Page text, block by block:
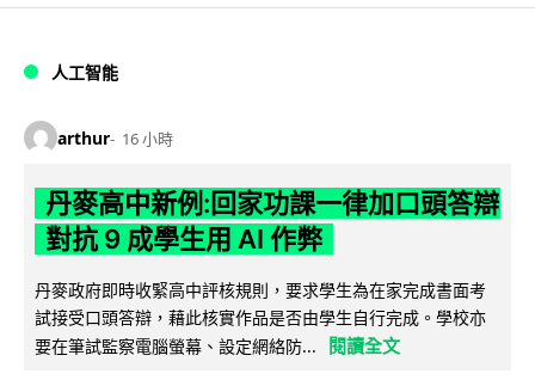
人工智能
arthur 16 小時
丹麥高中新例:回家功課一律加口頭答辯
對抗 9 成學生用 AI 作弊
丹麥政府即時收緊高中評核規則，要求學生為在家完成書面考
試接受口頭答辯，藉此核實作品是否由學生自行完成。學校亦
要在筆試監察電腦螢幕、設定網絡防...
閱讀全文